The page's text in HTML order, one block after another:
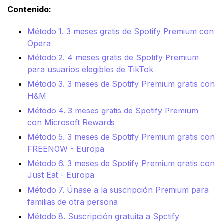
Contenido:
Método 1. 3 meses gratis de Spotify Premium con
Opera
Método 2. 4 meses gratis de Spotify Premium
para usuarios elegibles de TikTok
Método 3. 3 meses de Spotify Premium gratis con
H&M
Método 4. 3 meses gratis de Spotify Premium
con Microsoft Rewards
Método 5. 3 meses de Spotify Premium gratis con
FREENOW - Europa
Método 6. 3 meses de Spotify Premium gratis con
Just Eat - Europa
Método 7. Únase a la suscripción Premium para
familias de otra persona
Método 8. Suscripción gratuita a Spotify